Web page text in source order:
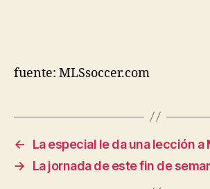
fuente: MLSsoccer.com
←
La especial le da una lección a
→
La jornada de este fin de